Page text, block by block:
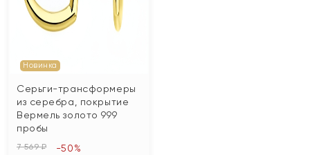
Новинка
Серьги-трансформеры
из серебра, покрытие
Вермель золото 999
пробы
7 569 ₽ -50%